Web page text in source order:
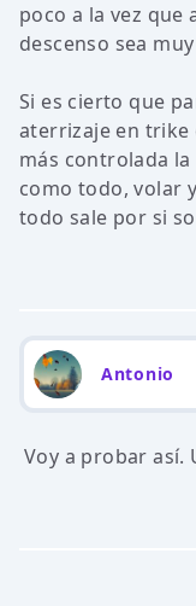
poco a la vez que
descenso sea
Si es cierto que
aterrizaje en trike
más controlada
como todo, volar
todo sale por si
Antonio
Voy a probar así.